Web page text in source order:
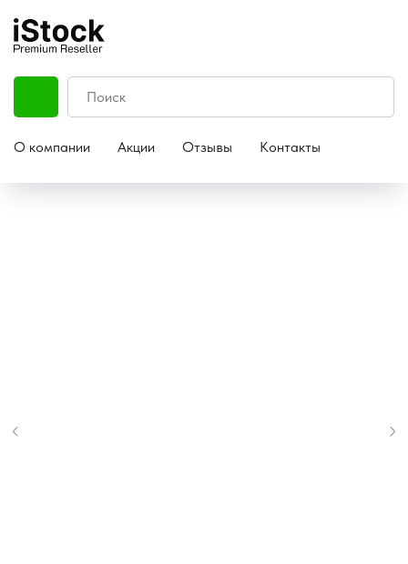
О компании Акции Отзывы Контакты